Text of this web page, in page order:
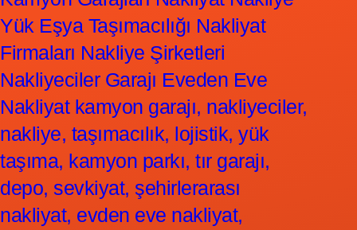
Yük Eşya Taşımacılığı Nakliyat
Firmaları Nakliye Şirketleri
Nakliyeciler Garajı Eveden Eve
Nakliyat kamyon garajı, nakliyeciler,
nakliye, taşımacılık, lojistik, yük
taşıma, kamyon parkı, tır garajı,
depo, sevkiyat, şehirlerarası
nakliyat, evden eve nakliyat,